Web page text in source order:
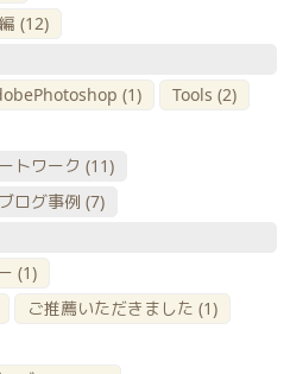
(12)
(1) Tools (2)
トワーク (11)
ブログ事例 (7)
(1)
ご推薦いただきました (1)